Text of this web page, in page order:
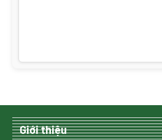
Giới thiệu